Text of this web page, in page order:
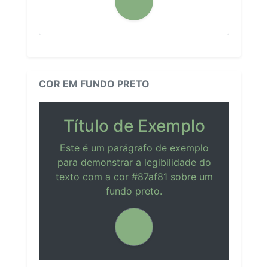
COR EM FUNDO PRETO
Título de Exemplo
Este é um parágrafo de exemplo
para demonstrar a legibilidade do
texto com a cor #87af81 sobre um
fundo preto.